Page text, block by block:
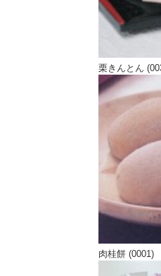
栗きんとん
肉桂餅 (0001)